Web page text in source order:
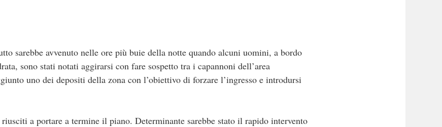
sarebbe avvenuto nelle ore più buie della notte quando alcuni uomini, a bordo
sono stati notati aggirarsi con fare sospetto tra i capannoni dell’area
uno dei depositi della zona con l’obiettivo di forzare l’ingresso e introdursi
a portare a termine il piano. Determinante sarebbe stato il rapido intervento